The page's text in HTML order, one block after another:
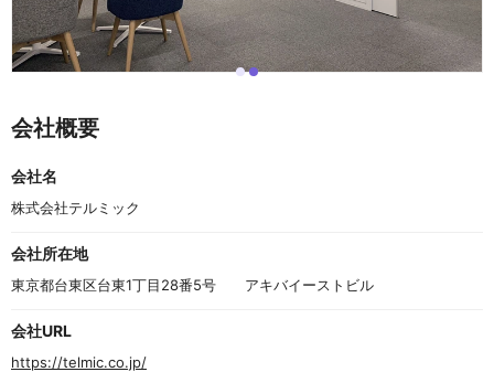
i i
e
m
o
f
2
会社概要
会社名
株式会社テルミック
会社所在地
東京都台東区台東1丁目28番5号　　アキバイーストビル
会社URL
https://telmic.co.jp/